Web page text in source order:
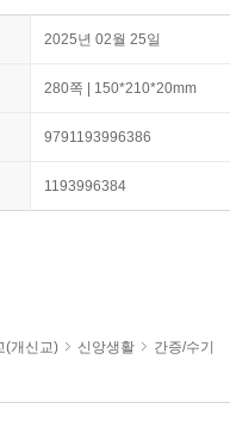
2025년 02월 25일
280쪽 | 150*210*20mm
9791193996386
1193996384
(개신교) 신앙생활 간증/수기